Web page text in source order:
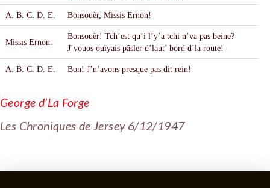
A. B. C. D. E. Bonsouèr, Missis Ernon!
Missis Ernon:
Bonsouèr! Tch’est qu’i l’y’a tchi n’va pas beine?
J’vouos ouïyais pâsler d’laut’ bord d’la route!
A. B. C. D. E. Bon! J’n’avons presque pas dit rein!
George d’La Forge
Les Chroniques de Jersey 6/12/1947